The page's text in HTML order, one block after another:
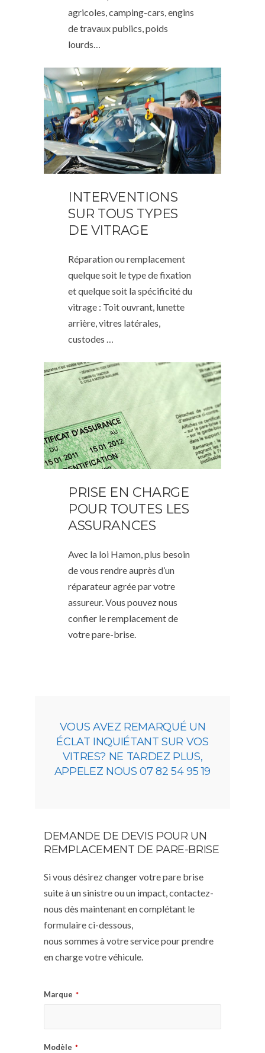
agricoles, camping-cars, engins
de travaux publics, poids
lourds…
INTERVENTIONS
SUR TOUS TYPES
DE VITRAGE
Réparation ou remplacement
quelque soit le type de fixation
et quelque soit la spécificité du
vitrage : Toit ouvrant, lunette
arrière, vitres latérales,
custodes …
PRISE EN CHARGE
POUR TOUTES LES
ASSURANCES
Avec la loi Hamon, plus besoin
de vous rendre auprès d’un
réparateur agrée par votre
assureur. Vous pouvez nous
confier le remplacement de
votre pare-brise.
VOUS AVEZ REMARQUÉ UN
ÉCLAT INQUIÉTANT SUR VOS
VITRES? NE TARDEZ PLUS,
APPELEZ NOUS 07 82 54 95 19
DEMANDE DE DEVIS POUR UN
REMPLACEMENT DE PARE-BRISE
Si vous désirez changer votre pare brise
suite à un sinistre ou un impact, contactez-
nous dès maintenant en complétant le
formulaire ci-dessous,
nous sommes à votre service pour prendre
en charge votre véhicule.
Marque *
Modèle *